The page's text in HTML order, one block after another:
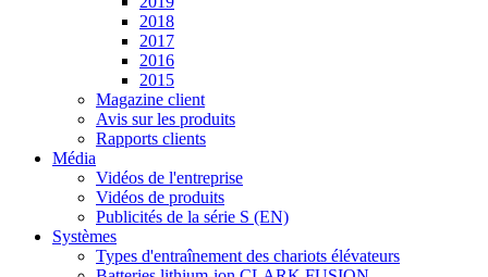
2018
2017
2016
2015
Magazine client
Avis sur les produits
Rapports clients
Média
Vidéos de l'entreprise
Vidéos de produits
Publicités de la série S (EN)
Systèmes
Types d'entraînement des chariots élévateurs